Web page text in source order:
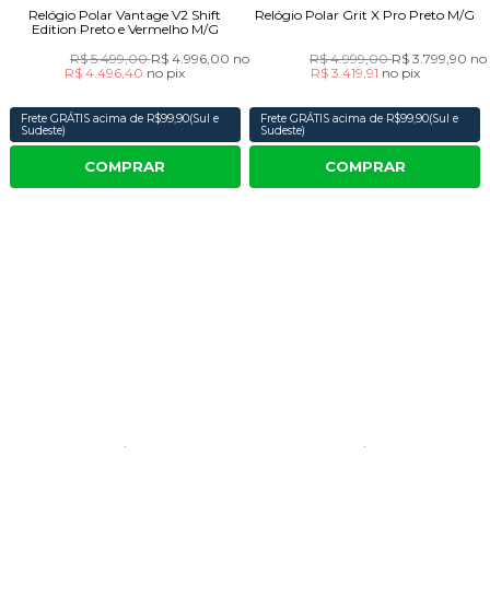
Relógio Polar Vantage V2 Shift
Edition Preto e Vermelho M/G
R$ 5.499,00R$ 4.996,00 no cartão
R$ 4.496,40 no pix
Frete GRÁTIS acima de R$99,90(Sul e
Sudeste)
COMPRAR
Relógio Polar Grit X Pro Preto M/G
R$ 4.999,00R$ 3.799,90 no
R$ 3.419,91 no pix
Frete GRÁTIS acima de R$99,90(Sul e
Sudeste)
COMPRAR